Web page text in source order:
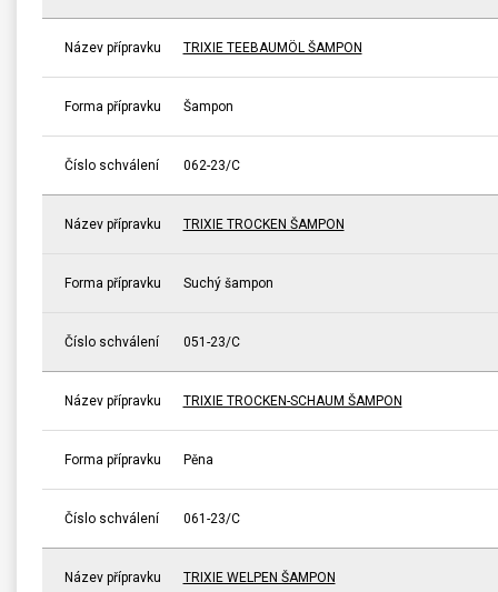
Název přípravku TRIXIE TEEBAUMÖL ŠAMPON
Forma přípravku Šampon
Číslo schválení 062-23/C
Název přípravku TRIXIE TROCKEN ŠAMPON
Forma přípravku Suchý šampon
Číslo schválení 051-23/C
Název přípravku TRIXIE TROCKEN-SCHAUM ŠAMPON
Forma přípravku Pěna
Číslo schválení 061-23/C
Název přípravku TRIXIE WELPEN ŠAMPON